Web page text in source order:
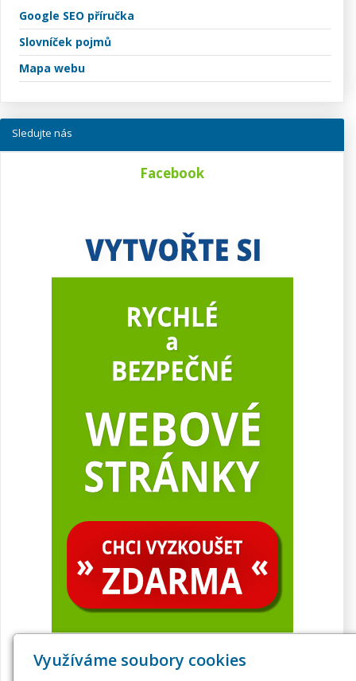
Google SEO příručka
Slovníček pojmů
Mapa webu
Sledujte nás
Facebook
Využíváme soubory cookies